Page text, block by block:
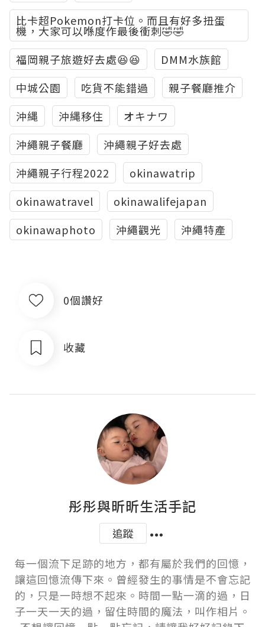
比卡超Pokemon打卡位。而且有好多扭蛋
機，大家可以喺度作最後衝刺🤣🤣
福岡親子旅遊好去處😆😆
DMM水族館
中城公園
吃貨不能錯過
親子餐廳推介
沖縄
沖縄移住
オキナワ
沖繩親子餐廳
沖繩親子好去處
沖繩親子行程2022
okinawatrip
okinawatravel
okinawalifejapan
okinawaphoto
沖繩觀光 沖繩特產
0個讚好
收藏
彤彤與昕昕生活手記
追蹤
每一個流下足跡的地方，都有屬於我們的回憶，
讓這回憶流傳下來。曾經發生的事情是不會忘記
的，只是一時想不起來。時間一點一滴的過，日
子一天一天的過，留住時間的魔法，叫作相片。